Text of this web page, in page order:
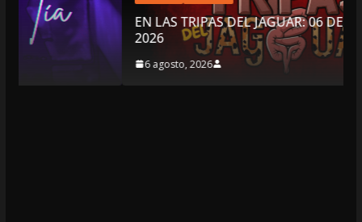
EN LAS TRIPAS DEL JAGUAR: 06 DE AGOSTO DE
2026
6 agosto, 2026